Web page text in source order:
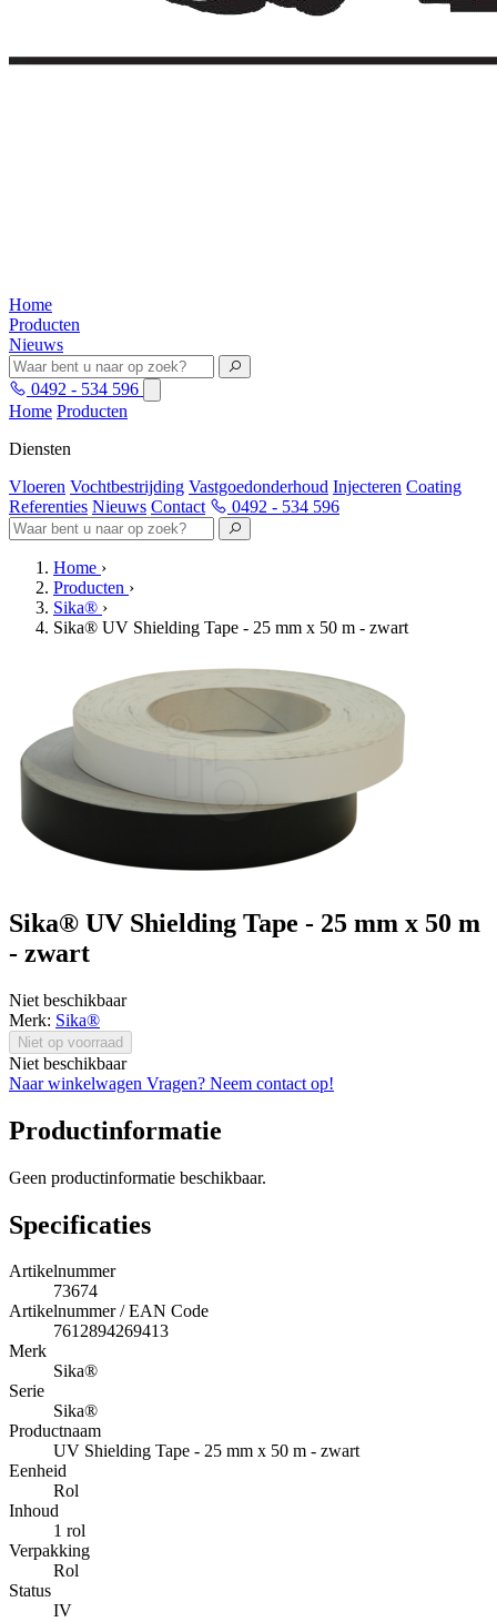
Home
Producten
Nieuws
0492 - 534 596
Home Producten
Diensten
Vloeren Vochtbestrijding Vastgoedonderhoud Injecteren Coating
Referenties Nieuws Contact 0492 - 534 596
Home ›
Producten ›
Sika® ›
Sika® UV Shielding Tape - 25 mm x 50 m - zwart
Sika® UV Shielding Tape - 25 mm x 50 m
- zwart
Niet beschikbaar
Merk: Sika®
Niet op voorraad
Niet beschikbaar
Naar winkelwagen Vragen? Neem contact op!
Productinformatie
Geen productinformatie beschikbaar.
Specificaties
Artikelnummer
73674
Artikelnummer / EAN Code
7612894269413
Merk
Sika®
Serie
Sika®
Productnaam
UV Shielding Tape - 25 mm x 50 m - zwart
Eenheid
Rol
Inhoud
1 rol
Verpakking
Rol
Status
IV